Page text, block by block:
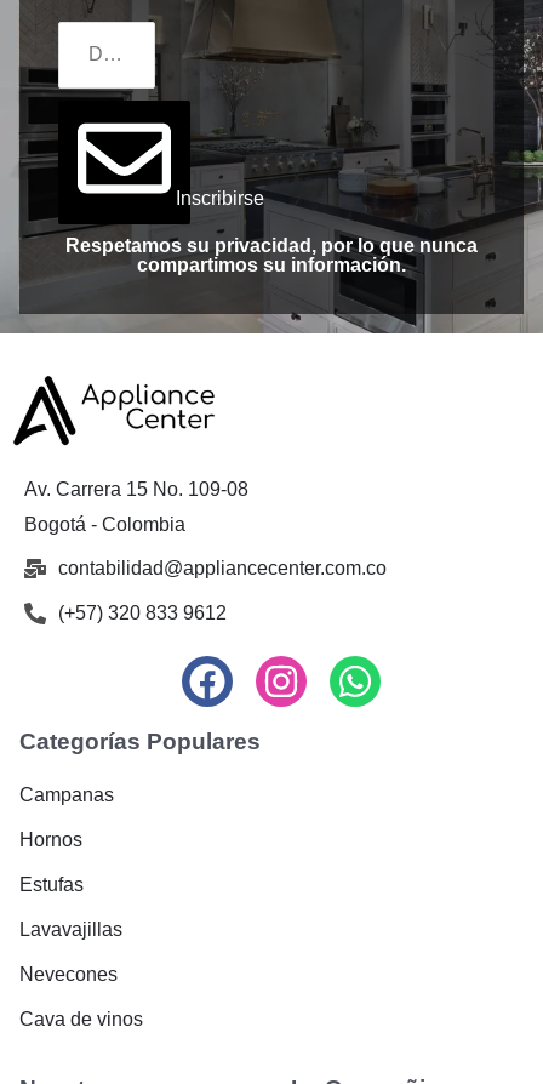
Inscribirse
Respetamos su privacidad, por lo que nunca
compartimos su información.
Av. Carrera 15 No. 109-08
Bogotá - Colombia
contabilidad@appliancecenter.com.co
(+57) 320 833 9612
Categorías Populares
Campanas
Hornos
Estufas
Lavavajillas
Nevecones
Cava de vinos